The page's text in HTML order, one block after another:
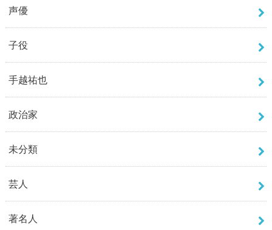
声優
子役
手越祐也
政治家
未分類
芸人
著名人